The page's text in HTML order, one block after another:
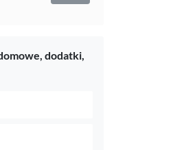
dodatki,